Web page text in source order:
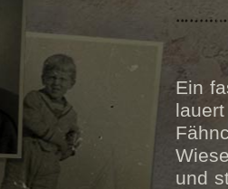
Ein
und